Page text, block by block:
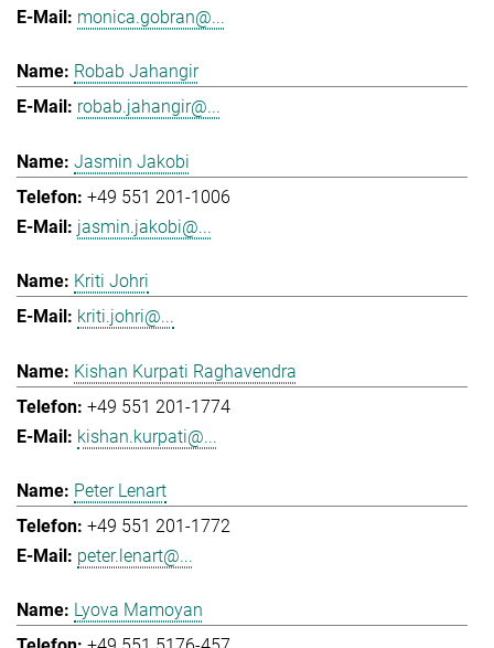
monica.gobran@...
Robab Jahangir
robab.jahangir@...
Jasmin Jakobi
+49 551 201-1006
jasmin.jakobi@...
Kriti Johri
kriti.johri@...
Kishan Kurpati Raghavendra
+49 551 201-1774
kishan.kurpati@...
Peter Lenart
+49 551 201-1772
peter.lenart@...
Lyova Mamoyan